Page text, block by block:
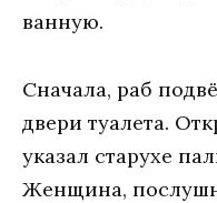
ванную.
Сначала, раб
двери туалета.
указал старухе
Женщина,